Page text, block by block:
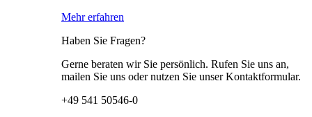
Mehr erfahren
Haben Sie Fragen?
Gerne beraten wir Sie persönlich. Rufen Sie uns an,
mailen Sie uns oder nutzen Sie unser Kontaktformular.
+49 541 50546-0